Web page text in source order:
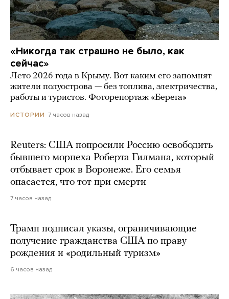
«Никогда так страшно не было, как
сейчас»
Лето 2026 года в Крыму. Вот каким его запомнят
жители полуострова — без топлива, электричества,
работы и туристов. Фоторепортаж «Берега»
ИСТОРИИ 7 часов назад
Reuters: США попросили Россию освободить
бывшего морпеха Роберта Гилмана, который
отбывает срок в Воронеже. Его семья
опасается, что тот при смерти
7 часов назад
Трамп подписал указы, ограничивающие
получение гражданства США по праву
рождения и «родильный туризм»
6 часов назад